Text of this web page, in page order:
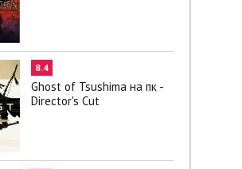
8.4
Ghost of Tsushima на пк -
Director's Cut